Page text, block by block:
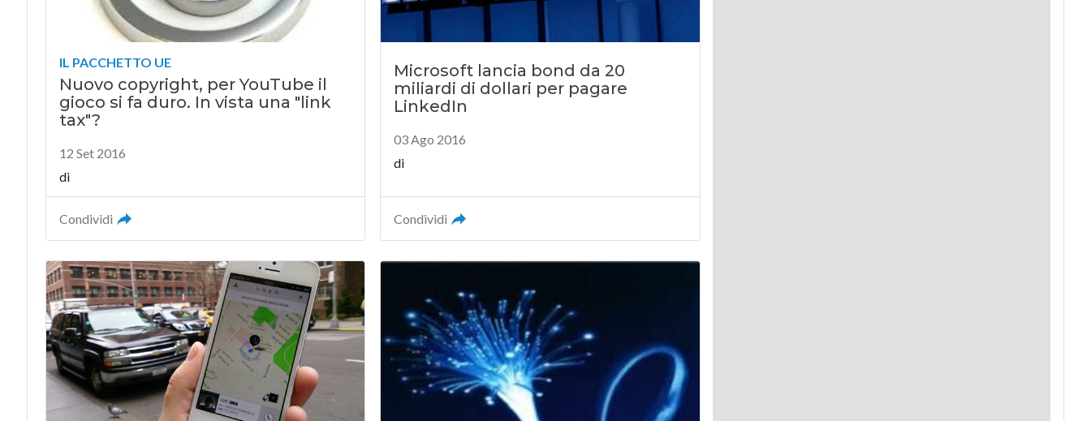
IL PACCHETTO UE
Nuovo copyright, per YouTube il
gioco si fa duro. In vista una "link
tax"?
12 Set 2016
di
Condividi
Microsoft lancia bond da 20
miliardi di dollari per pagare
LinkedIn
03 Ago 2016
di
Condividi